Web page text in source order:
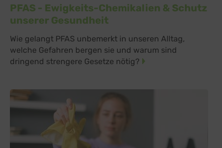
PFAS - Ewigkeits-Chemikalien & Schutz
unserer Gesundheit
Wie gelangt PFAS unbemerkt in unseren Alltag,
welche Gefahren bergen sie und warum sind
dringend strengere Gesetze nötig?